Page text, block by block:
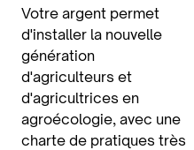
Votre argent permet
d'installer la nouvelle
génération
d'agriculteurs et
d'agricultrices en
agroécologie, avec une
charte de pratiques très